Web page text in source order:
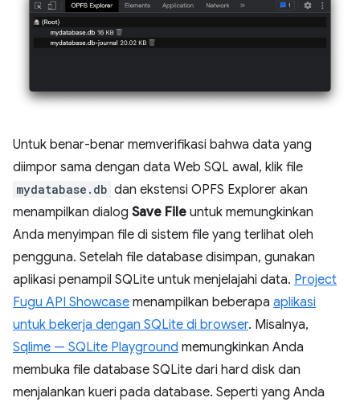
Untuk benar-benar memverifikasi bahwa data yang
diimpor sama dengan data Web SQL awal, klik file
mydatabase.db dan ekstensi OPFS Explorer akan
menampilkan dialog Save File untuk memungkinkan
Anda menyimpan file di sistem file yang terlihat oleh
pengguna. Setelah file database disimpan, gunakan
aplikasi penampil SQLite untuk menjelajahi data. Project
Fugu API Showcase menampilkan beberapa aplikasi
untuk bekerja dengan SQLite di browser. Misalnya,
Sqlime — SQLite Playground memungkinkan Anda
membuka file database SQLite dari hard disk dan
menjalankan kueri pada database. Seperti yang Anda